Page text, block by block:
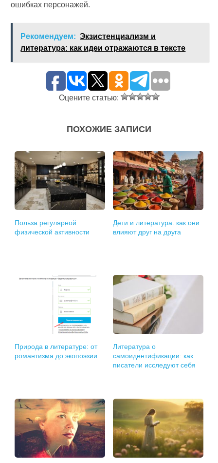
ошибках персонажей.
Рекомендуем: Экзистенциализм и
литература: как идеи отражаются в тексте
Оцените статью:
ПОХОЖИЕ ЗАПИСИ
Польза регулярной
физической активности
Дети и литература: как они
влияют друг на друга
Природа в литературе: от
романтизма до экопоэзии
Литература о
самоидентификации: как
писатели исследуют себя